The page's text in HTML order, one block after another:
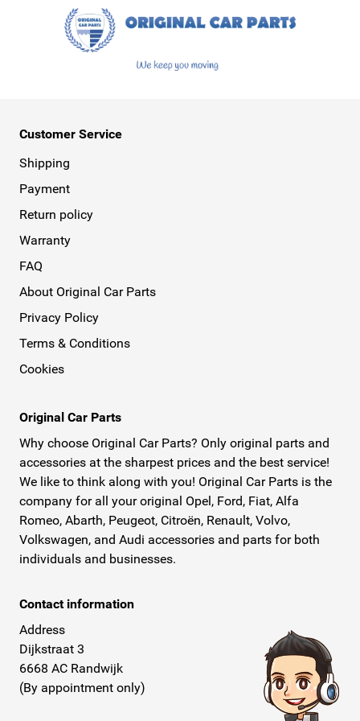
Customer Service
Shipping
Payment
Return policy
Warranty
FAQ
About Original Car Parts
Privacy Policy
Terms & Conditions
Cookies
Original Car Parts
Why choose Original Car Parts? Only original parts and
accessories at the sharpest prices and the best service!
We like to think along with you! Original Car Parts is the
company for all your original Opel, Ford, Fiat, Alfa
Romeo, Abarth, Peugeot, Citroën, Renault, Volvo,
Volkswagen, and Audi accessories and parts for both
individuals and businesses.
Contact information
Address
Dijkstraat 3
6668 AC Randwijk
(By appointment only)